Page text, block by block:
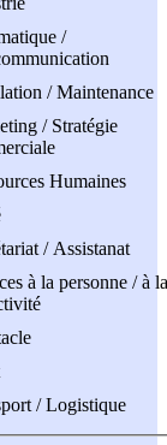
/
/ Maintenance
/ Stratégie
Humaines
/ Assistanat
à la personne / à la
/ Logistique